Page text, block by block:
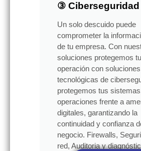
③ Ciberseguridad
Un solo descuido puede
comprometer la
de tu empresa. Con
soluciones protegemos tu
operación con soluciones
tecnológicas de
protegemos tus
operaciones frente a
digitales, garantizando la
continuidad y confianza
negocio. Firewalls,
red, Auditoria y